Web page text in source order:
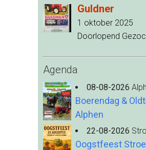
Guldner
1 oktober 2025
Doorlopend
Agenda
08-08-2026
Boerendag &
Alphen
22-08-2026
Oogstfeest Stroe